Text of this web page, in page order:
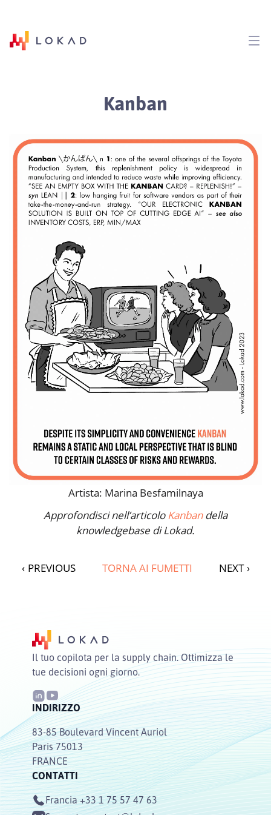
Kanban
Artista: Marina Besfamilnaya
Approfondisci nell’articoloKanbandella
knowledgebase di Lokad.
‹ PREVIOUS TORNA AI FUMETTI NEXT ›
Il tuo copilota per la supply chain. Ottimizza le
tue decisioni ogni giorno.
INDIRIZZO
83-85 Boulevard Vincent Auriol
Paris 75013
FRANCE
CONTATTI
Francia +33 1 75 57 47 63